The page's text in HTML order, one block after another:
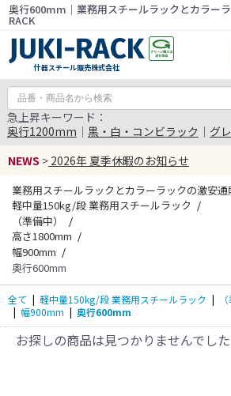
奥行600mm｜業務用スチールラックとカラー
RACK
什器スチール販売株式会社
急上昇キーワード：
奥行1200mm ｜ 黒・白・コンビラック ｜ グ
NEWS > 2026年 夏季休暇のお知らせ
業務用スチールラックとカラーラックの激安通
軽中量150kg/段 業務用スチールラック
（準備中）
高さ1800mm
幅900mm
奥行600mm
全て | 軽中量150kg/段 業務用スチールラック |
| 幅900mm | 奥行600mm
お探しの商品は見つかりませんでした